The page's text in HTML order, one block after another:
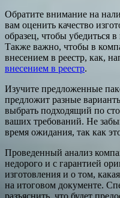
Обратите внимание на
вам оценить качество
образец, чтобы убедиться
Также важно, чтобы в
внесением в реестр, как,
внесением в реестр.
Изучите предложенные
предложит разные
выбрать подходящий по
ваших требований. Не
время ожидания, так как
Проведенный анализ
недорого и с гарантией
изготовления и о том,
на итоговом документе.